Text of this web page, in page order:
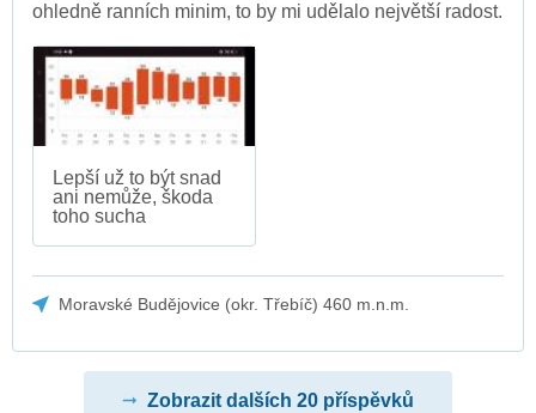
ohledně ranních minim, to by mi udělalo největší radost.
Lepší už to být snad
ani nemůže, škoda
toho sucha
Moravské Budějovice (okr. Třebíč) 460 m.n.m.
Zobrazit dalších 20 příspěvků